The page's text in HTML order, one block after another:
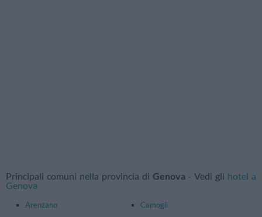
Principali comuni nella provincia di Genova- Vedi gli hotel a
Genova
Arenzano
Camogli